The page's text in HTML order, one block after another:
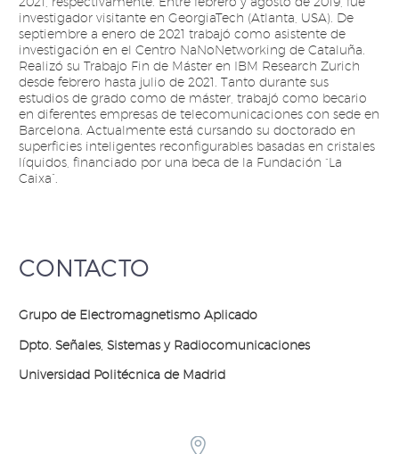
investigador visitante en GeorgiaTech (Atlanta, USA). De
septiembre a enero de 2021 trabajó como asistente de
investigación en el Centro NaNoNetworking de Cataluña.
Realizó su Trabajo Fin de Máster en IBM Research Zurich
desde febrero hasta julio de 2021. Tanto durante sus
estudios de grado como de máster, trabajó como becario
en diferentes empresas de telecomunicaciones con sede en
Barcelona. Actualmente está cursando su doctorado en
superficies inteligentes reconfigurables basadas en cristales
líquidos, financiado por una beca de la Fundación “La
Caixa”.
CONTACTO
Grupo de Electromagnetismo Aplicado ​
Dpto. Señales, Sistemas y Radiocomunicaciones​
Universidad Politécnica de Madrid

